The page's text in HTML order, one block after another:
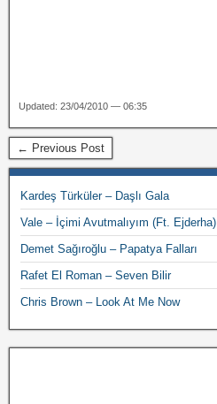
Updated: 23/04/2010 — 06:35
← Previous Post
Kardeş Türküler – Daşlı Gala
Vale – İçimi Avutmalıyım (Ft. Ejderha)
Demet Sağıroğlu – Papatya Falları
Rafet El Roman – Seven Bilir
Chris Brown – Look At Me Now